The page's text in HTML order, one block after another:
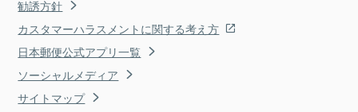
勧誘方針
カスタマーハラスメントに関する考え方
日本郵便公式アプリ一覧
ソーシャルメディア
サイトマップ